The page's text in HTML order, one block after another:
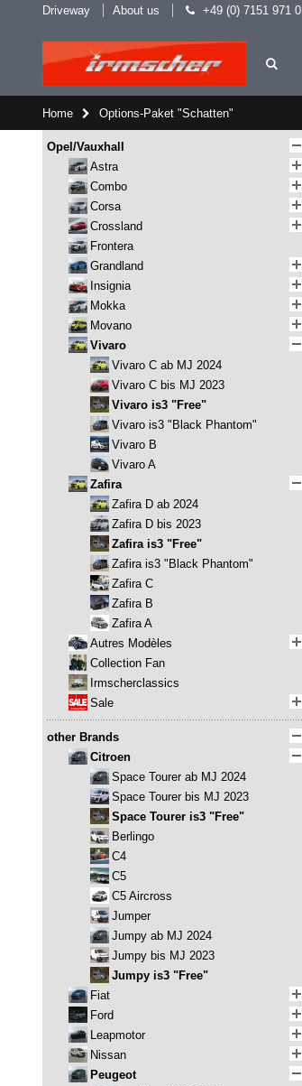
Driveway About us +49 (0) 7151 971 0
Home Options-Paket "Schatten"
Opel/Vauxhall
Astra
Combo
Corsa
Crossland
Frontera
Grandland
Insignia
Mokka
Movano
Vivaro
Vivaro C ab MJ 2024
Vivaro C bis MJ 2023
Vivaro is3 "Free"
Vivaro is3 "Black Phantom"
Vivaro B
Vivaro A
Zafira
Zafira D ab 2024
Zafira D bis 2023
Zafira is3 "Free"
Zafira is3 "Black Phantom"
Zafira C
Zafira B
Zafira A
Autres Modèles
Collection Fan
Irmscherclassics
Sale
other Brands
Citroen
Space Tourer ab MJ 2024
Space Tourer bis MJ 2023
Space Tourer is3 "Free"
Berlingo
C4
C5
C5 Aircross
Jumper
Jumpy ab MJ 2024
Jumpy bis MJ 2023
Jumpy is3 "Free"
Fiat
Ford
Leapmotor
Nissan
Peugeot